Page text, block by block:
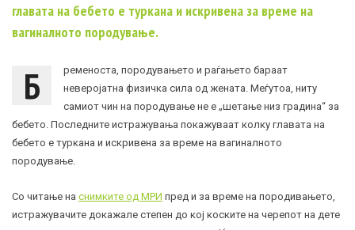
главата на бебето е туркана и искривена за време на
вагиналното породување.
Б
ременоста, породувањето и раѓањето бараат
неверојатна физичка сила од жената. Меѓутоа, ниту
самиот чин на породување не е „шетање низ градина“ за
бебето. Последните истражувања покажуваат колку главата на
бебето е туркана и искривена за време на вагиналното
породување.
Со читање на снимките од МРИ пред и за време на породивањето,
истражувачите докажале степен до кој коските на черепот на дете